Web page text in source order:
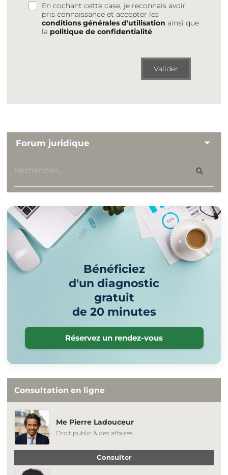
En cochant cette case, je reconnais avoir
pris connaissance et accepter les
conditions générales d'utilisation ainsi que
la politique de confidentialité
Valider
Forum juridique
Bénéficiez
d'un diagnostic
gratuit
de 20 minutes
Réservez un rendez-vous
Consultation en ligne
Me Pierre Ladouceur
Droit public & des affaires
Consulter